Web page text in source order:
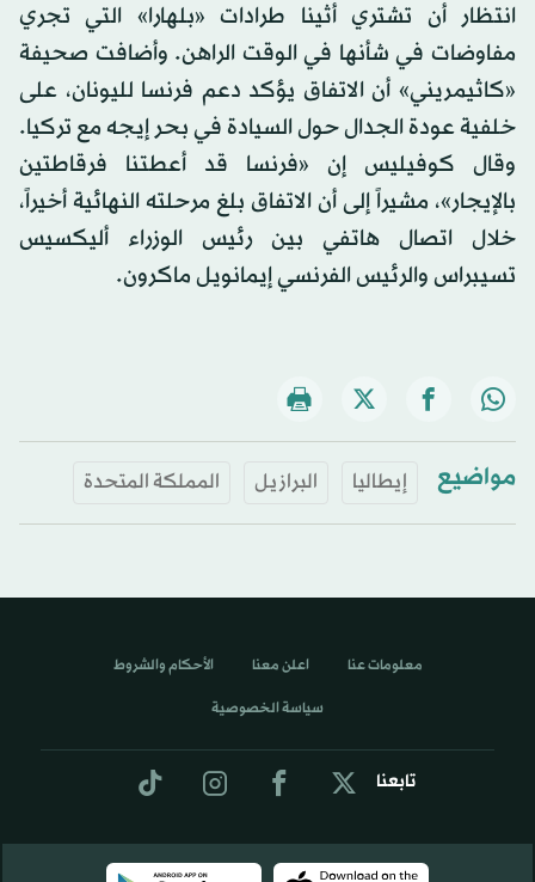
انتظار أن تشتري أثينا طرادات «بلهارا» التي تجري
مفاوضات في شأنها في الوقت الراهن. وأضافت صحيفة
«كاثيمريني» أن الاتفاق يؤكد دعم فرنسا لليونان، على
خلفية عودة الجدال حول السيادة في بحر إيجه مع تركيا.
وقال كوفيليس إن «فرنسا قد أعطتنا فرقاطتين
بالإيجار»، مشيراً إلى أن الاتفاق بلغ مرحلته النهائية أخيراً،
خلال اتصال هاتفي بين رئيس الوزراء أليكسيس
تسيبراس والرئيس الفرنسي إيمانويل ماكرون.
مواضيع إيطاليا البرازيل المملكة المتحدة
تابعنا
معلومات عنا اعلن معنا الأحكام والشروط
سياسة الخصوصية